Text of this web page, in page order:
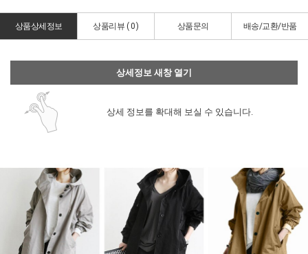
상품상세정보 상품리뷰 (0) 상품문의 배송/교환/반품
상세정보 새창 열기
상세 정보를 확대해 보실 수 있습니다.